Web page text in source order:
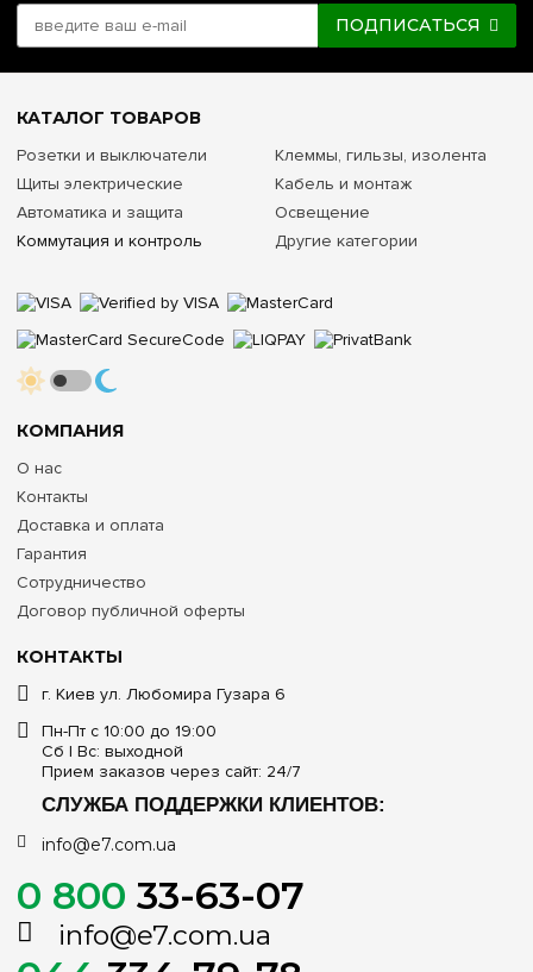
ПОДПИСАТЬСЯ
КОНТАКТЫ
г. Киев ул. Любомира Гузара 6
Пн-Пт с 10:00 до 19:00
Сб | Вс: выходной
Прием заказов через сайт: 24/7
СЛУЖБА ПОДДЕРЖКИ КЛИЕНТОВ:
info@e7.com.ua
0 800 33-63-07
info@e7.com.ua
КОМПАНИЯ
О нас
Контакты
Доставка и оплата
Гарантия
Сотрудничество
Договор публичной оферты
КАТАЛОГ ТОВАРОВ
Розетки и выключатели
Щиты электрические
Автоматика и защита
Коммутация и контроль
Клеммы, гильзы, изолента
Кабель и монтаж
Освещение
Другие категории